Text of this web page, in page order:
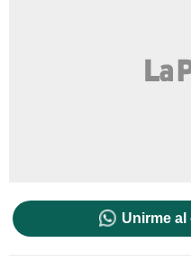
Unirme